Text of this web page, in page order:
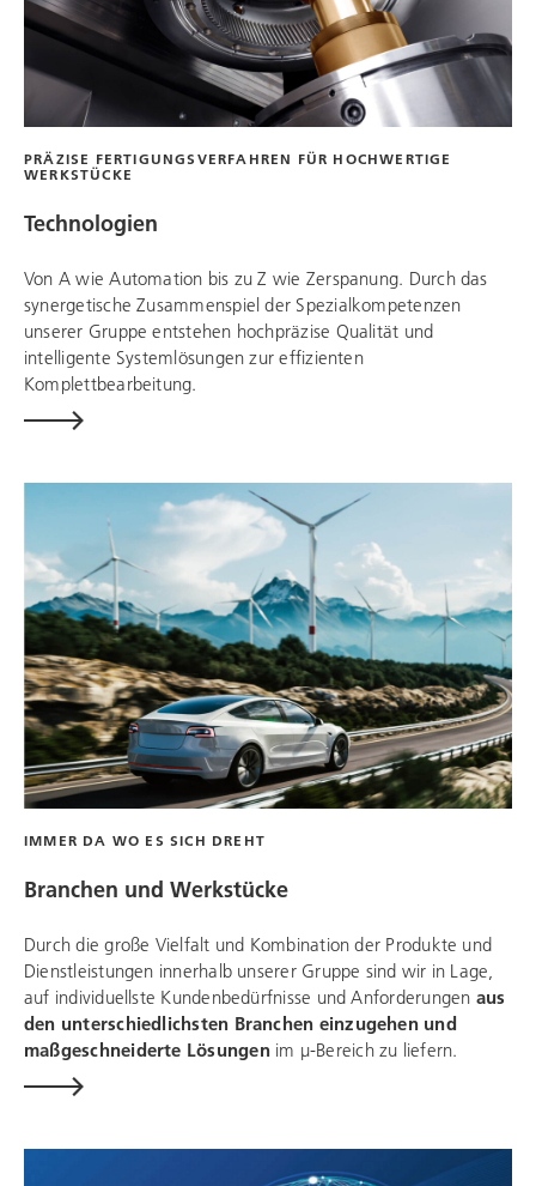
PRÄZISE FERTIGUNGSVERFAHREN FÜR HOCHWERTIGE
WERKSTÜCKE
Technologien
Von A wie Automation bis zu Z wie Zerspanung. Durch das
synergetische Zusammenspiel der Spezialkompetenzen
unserer Gruppe entstehen hochpräzise Qualität und
intelligente Systemlösungen zur effizienten
Komplettbearbeitung.
IMMER DA WO ES SICH DREHT
Branchen und Werkstücke
Durch die große Vielfalt und Kombination der Produkte und
Dienstleistungen innerhalb unserer Gruppe sind wir in Lage,
auf individuellste Kundenbedürfnisse und Anforderungen aus
den unterschiedlichsten Branchen einzugehen und
maßgeschneiderte Lösungen im µ-Bereich zu liefern.